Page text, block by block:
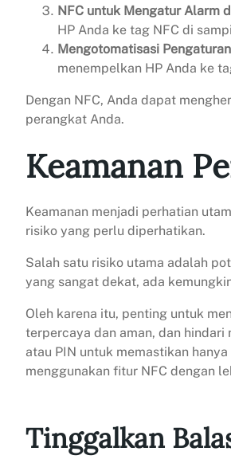
NFC untuk Mengatur Alarm
HP Anda ke tag NFC di
Mengotomatisasi
menempelkan HP Anda ke
Dengan NFC, Anda dapat
perangkat Anda.
Keamanan
Keamanan menjadi perhatian
risiko yang perlu diperhatikan.
Salah satu risiko utama adalah
yang sangat dekat, ada
Oleh karena itu, penting untuk
terpercaya dan aman, dan
atau PIN untuk memastikan
menggunakan fitur NFC dengan
Tinggalkan